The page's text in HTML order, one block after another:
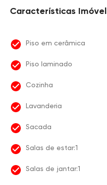
Características Imóvel
Piso em cerâmica
Piso laminado
Cozinha
Lavanderia
Sacada
Salas de estar:1
Salas de jantar:1